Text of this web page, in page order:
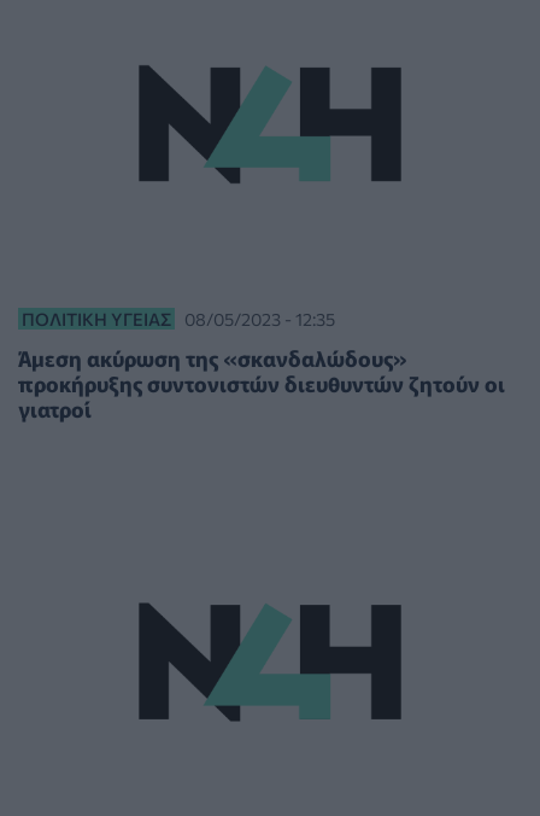
ΠΟΛΙΤΙΚΉ ΥΓΕΊΑΣ 08/05/2023 - 12:35
Άμεση ακύρωση της «σκανδαλώδους»
προκήρυξης συντονιστών διευθυντών ζητούν οι
γιατροί